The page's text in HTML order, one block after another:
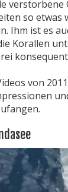
verstorbene
so etwas
Ihm ist es
Korallen
von